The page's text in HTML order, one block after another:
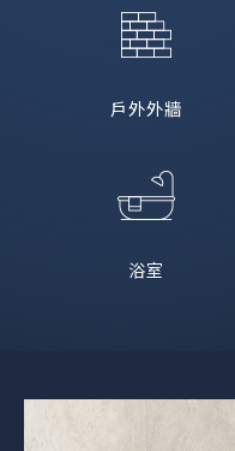
戶外外牆
浴室